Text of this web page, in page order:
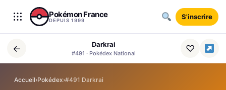
Aller au contenu
Pokémon France
DEPUIS 1999 S'inscrire
← Darkrai
#491 · Pokédex National ♡
Accueil›Pokédex›#491 Darkrai